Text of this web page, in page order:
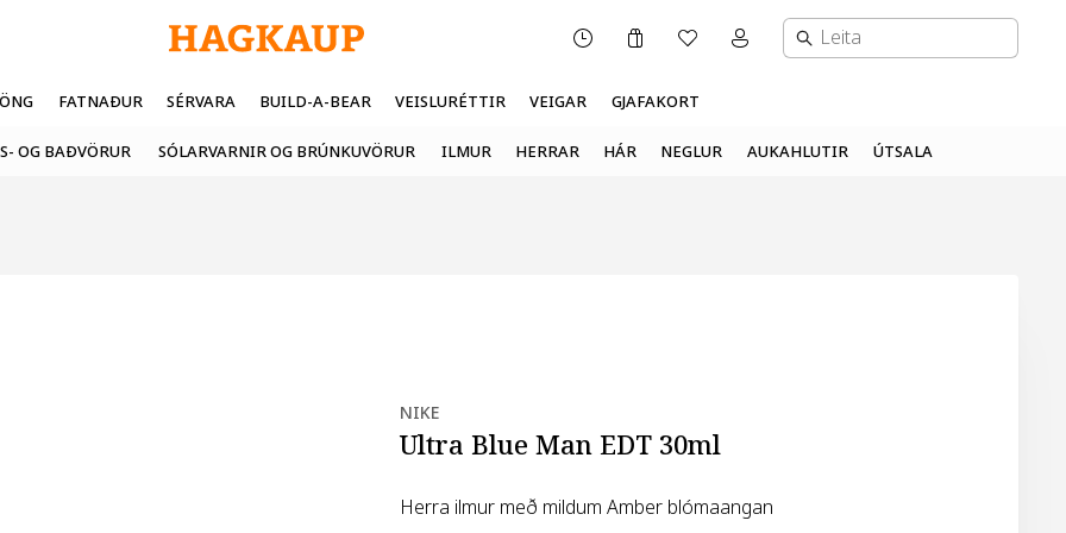
Karfa ÓskalistiMínar síður valmynd
FATNAÐUR SÉRVARA BUILD-A-BEAR VEISLURÉTTIR VEIGAR GJAFAKORT
OG BAÐVÖRUR SÓLARVARNIR OG BRÚNKUVÖRUR ILMUR HERRAR HÁR NEGLUR AUKAHLUTIR ÚTSALA
NIKE
Ultra Blue Man EDT 30ml
Herra ilmur með mildum Amber blómaangan